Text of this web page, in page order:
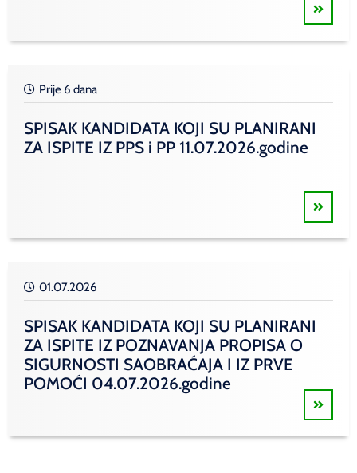
Prije 6 dana
SPISAK KANDIDATA KOJI SU PLANIRANI
ZA ISPITE IZ PPS i PP 11.07.2026.godine
01.07.2026
SPISAK KANDIDATA KOJI SU PLANIRANI
ZA ISPITE IZ POZNAVANJA PROPISA O
SIGURNOSTI SAOBRAĆAJA I IZ PRVE
POMOĆI 04.07.2026.godine